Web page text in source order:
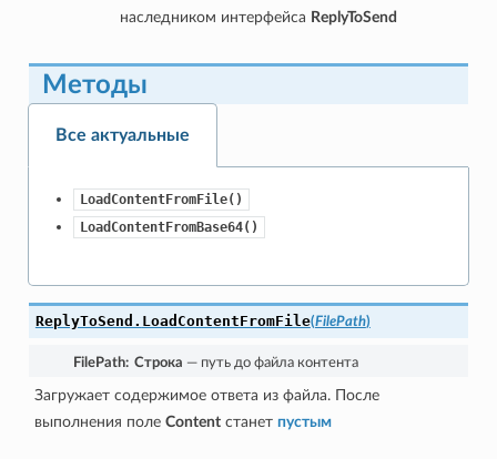
наследником интерфейса ReplyToSend
Методы
Все актуальные
LoadContentFromFile()
LoadContentFromBase64()
ReplyToSend. LoadContentFromFile(FilePath)
FilePath: Строка — путь до файла контента
Загружает содержимое ответа из файла. После
выполнения поле Contentстанет пустым